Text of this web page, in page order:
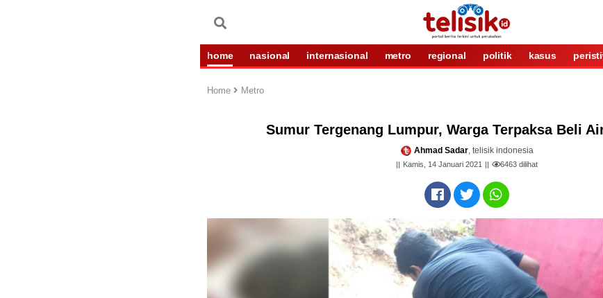
home nasional internasional metro regional politik kasus
Home Metro
Sumur Tergenang Lumpur, Warga Terpaksa Beli
Ahmad Sadar, telisik indonesia
Kamis, 14 Januari 2021 6463 dilihat